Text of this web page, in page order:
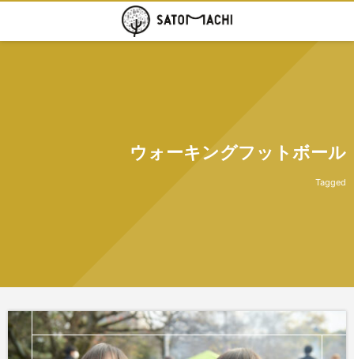
ウォーキングフットボール
Tagged